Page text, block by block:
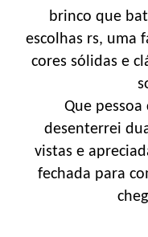
brinco que
escolhas rs, uma
cores sólidas e
Que
desenterrei
vistas e
fechada para